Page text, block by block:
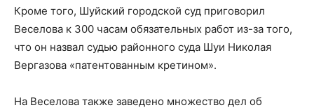
Кроме того, Шуйский городской суд приговорил
Веселова к 300 часам обязательных работ из-за того,
что он назвал судью районного суда Шуи Николая
Вергазова «патентованным кретином».
На Веселова также заведено множество дел об